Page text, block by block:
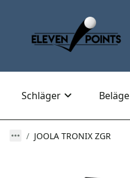
Schläger Beläge
JOOLA TRONIX ZGR